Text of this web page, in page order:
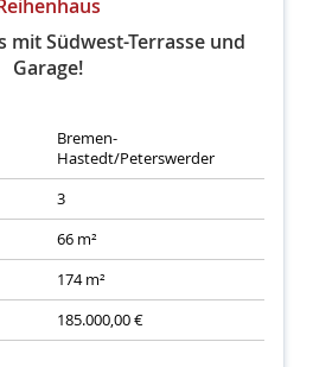
mit Südwest-Terrasse und
Garage!
Bremen-
Hastedt/Peterswerder
3
66 m²
174 m²
185.000,00 €